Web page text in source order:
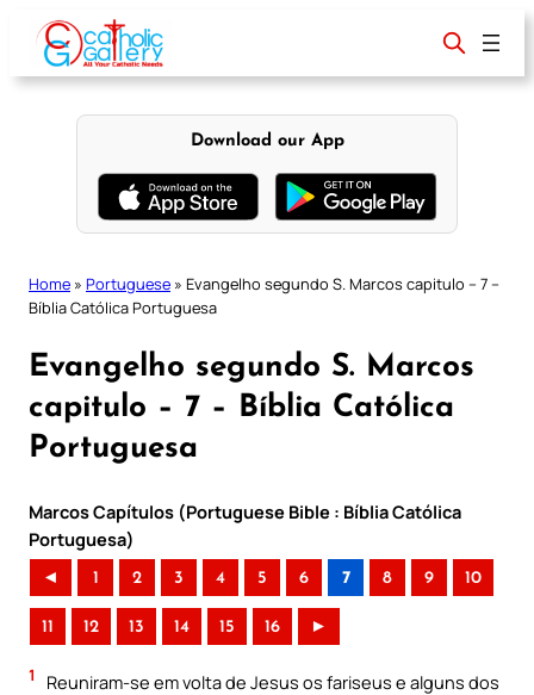
content
Download our App
Home » Portuguese » Evangelho segundo S. Marcos capitulo – 7 –
Bíblia Católica Portuguesa
Evangelho segundo S. Marcos
capitulo – 7 – Bíblia Católica
Portuguesa
Marcos Capítulos (Portuguese Bible : Bíblia Católica
Portuguesa)
◄ 1 2 3 4 5 6 7 8 9 10
11 12 13 14 15 16 ►
1
Reuniram-se em volta de Jesus os fariseus e alguns dos